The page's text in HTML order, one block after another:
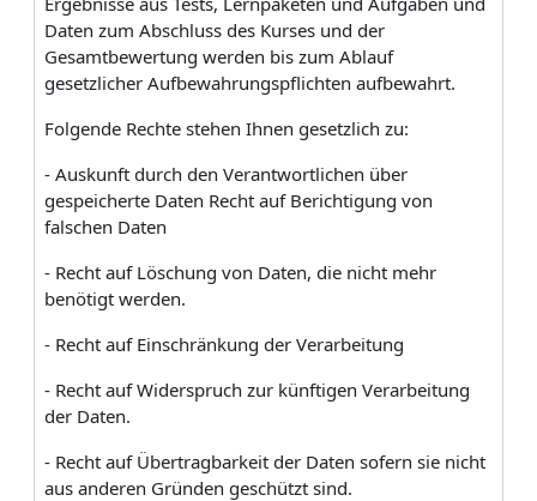
Daten zum Abschluss des Kurses und der
Gesamtbewertung werden bis zum Ablauf
gesetzlicher Aufbewahrungspflichten aufbewahrt.
Folgende Rechte stehen Ihnen gesetzlich zu:
- Auskunft durch den Verantwortlichen über
gespeicherte Daten Recht auf Berichtigung von
falschen Daten
- Recht auf Löschung von Daten, die nicht mehr
benötigt werden.
- Recht auf Einschränkung der Verarbeitung
- Recht auf Widerspruch zur künftigen Verarbeitung
der Daten.
- Recht auf Übertragbarkeit der Daten sofern sie nicht
aus anderen Gründen geschützt sind.